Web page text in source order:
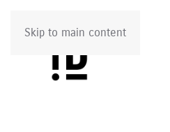
Skip to main content